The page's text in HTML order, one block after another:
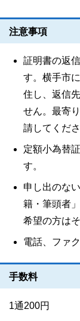
注意事項
証明書の返
す。横手市
住し、返信
せん。最寄
請してくださ
定額小為替
す。
申し出のな
籍・筆頭者
希望の方は
電話、ファ
手数料
1通200円